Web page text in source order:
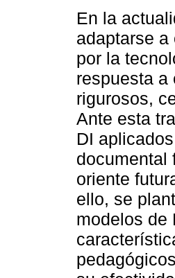
En la
adaptarse
por la
respuesta a
rigurosos,
Ante esta
DI
documental
oriente
ello, se
modelos de